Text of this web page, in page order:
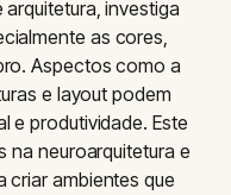
investiga
as cores,
Aspectos como a
e layout podem
e produtividade. Este
na neuroarquitetura e
criar ambientes que